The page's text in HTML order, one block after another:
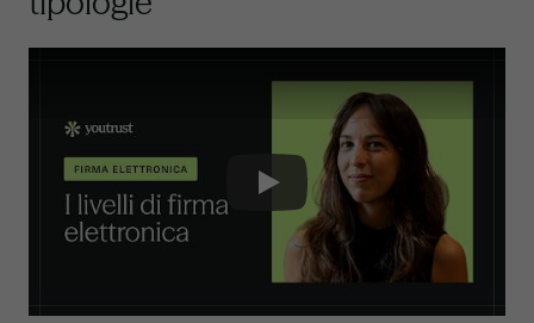
Play